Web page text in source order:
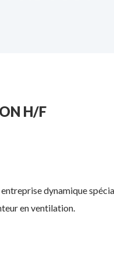
H/F
dynamique
en ventilation.